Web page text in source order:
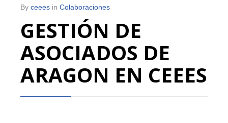
By ceees in Colaboraciones
GESTIÓN DE
ASOCIADOS DE
ARAGON EN CEEES